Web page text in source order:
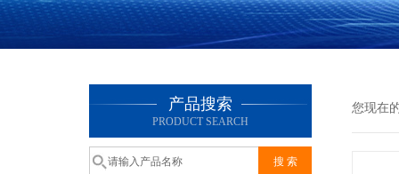
产品搜索
PRODUCT SEARCH
您现在